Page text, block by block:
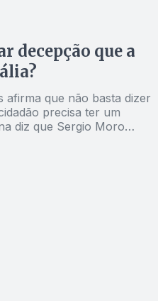
decepção que a
afirma que não basta dizer
precisa ter um
diz que Sergio Moro